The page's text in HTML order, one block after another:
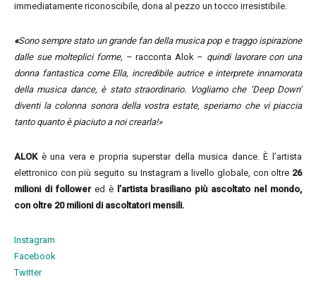
immediatamente riconoscibile, dona al pezzo un tocco irresistibile.
«Sono sempre stato un grande fan della musica pop e traggo ispirazione
dalle sue molteplici forme, – racconta Alok – quindi lavorare con una
donna fantastica come Ella, incredibile autrice e interprete innamorata
della musica dance, è stato straordinario. Vogliamo che ‘Deep Down’
diventi la colonna sonora della vostra estate, speriamo che vi piaccia
tanto quanto è piaciuto a noi crearla!»
ALOKè una vera e propria superstar della musica dance. È l’artista
elettronico con più seguito su Instagram a livello globale, con oltre 26
milioni di followered è l’artista brasiliano più ascoltato nel mondo,
con oltre 20 milioni di ascoltatori mensili.
Instagram
Facebook
Twitter